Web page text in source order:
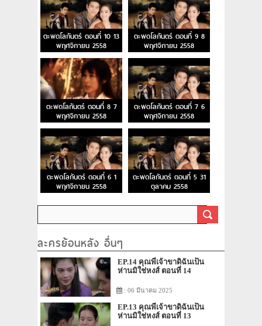
ตะพดโลกันตร์ ตอนที่ 10 13
พฤศจิกายน 2558
ตะพดโลกันตร์ ตอนที่ 9 8
พฤศจิกายน 2558
ตะพดโลกันตร์ ตอนที่ 8 7
พฤศจิกายน 2558
ตะพดโลกันตร์ ตอนที่ 7 6
พฤศจิกายน 2558
ตะพดโลกันตร์ ตอนที่ 6 1
พฤศจิกายน 2558
ตะพดโลกันตร์ ตอนที่ 5 31
ตุลาคม 2558
ละครย้อนหลัง อื่นๆ
EP.14 คุณพี่เจ้าขาดิฉันเป็น
ห่านมิใช่หงส์ ตอนที่ 14
: 06 มีนาคม 2025
EP.13 คุณพี่เจ้าขาดิฉันเป็น
ห่านมิใช่หงส์ ตอนที่ 13